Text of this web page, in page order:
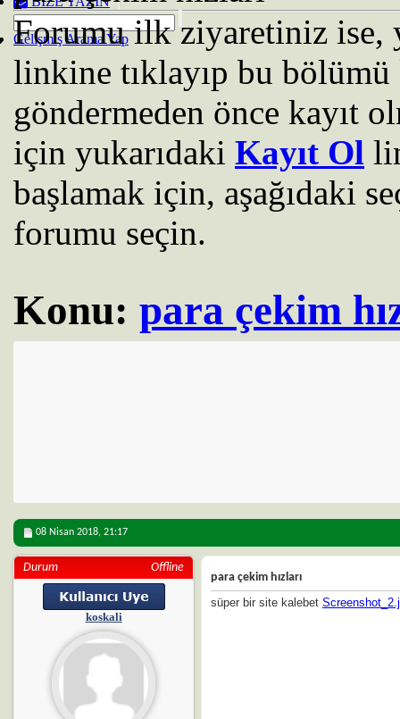
Gelişmiş Arama Yap
Forumu ilk ziyaretiniz ise,
linkine tıklayıp bu
göndermeden önce kayıt
için yukarıdaki Kayıt Ol
başlamak için, aşağıdaki
forumu seçin.
Konu: para çekim
08 Nisan 2018, 21:17
Durum Offline
koskali
para çekim hızları
süper bir site kalebet